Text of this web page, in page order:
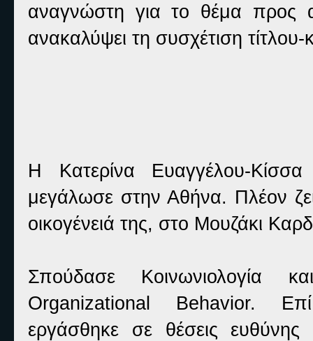
αναγνώστη για το θέμα προς
ανακαλύψει τη συσχέτιση τίτλου-
Η Κατερίνα Ευαγγέλου-Κίσσα
μεγάλωσε στην Αθήνα. Πλέον
οικογένειά της, στο Μουζάκι
Σπούδασε Κοινωνιολογία
Organizational Behavior.
εργάσθηκε σε θέσεις ευθύνης